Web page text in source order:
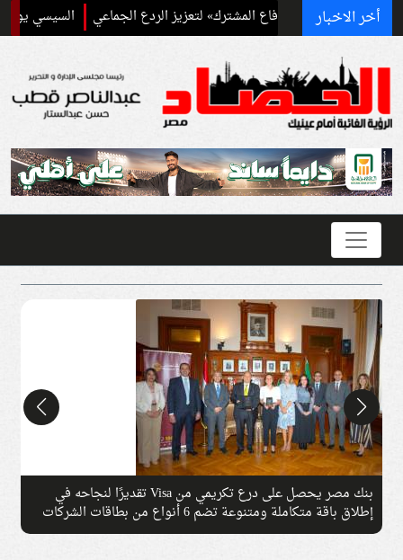
أخر الاخبار
مكة للدفاع المشترك» لتعزيز الردع الجماعي السيسي يودع ملك
بنك مصر يحصل على درع تكريمي من Visa تقديرًا لنجاحه في
إطلاق باقة متكاملة ومتنوعة تضم 6 أنواع من بطاقات الشركات
خلال عام واحد